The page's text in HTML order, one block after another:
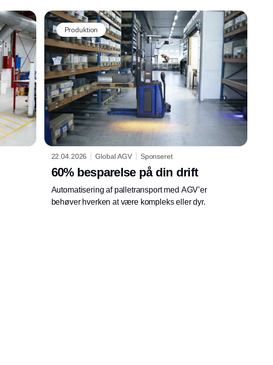
Produktion
22.04.2026 Global AGV Sponseret
60% besparelse på din drift
Automatisering af palletransport med AGV’er
behøver hverken at være kompleks eller dyr.